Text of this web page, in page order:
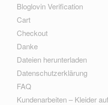
Bloglovin Verification
Cart
Checkout
Danke
Dateien herunterladen
Datenschutzerklärung
FAQ
Kundenarbeiten – Kleider